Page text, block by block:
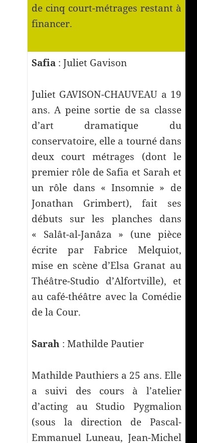
de cinq court-métrages restant à
financer.
Safia: Juliet Gavison
Juliet GAVISON-CHAUVEAU a 19
ans. A peine sortie de sa classe
d’art dramatique du
conservatoire, elle a tourné dans
deux court métrages (dont le
premier rôle de Safia et Sarah et
un rôle dans « Insomnie » de
Jonathan Grimbert), fait ses
débuts sur les planches dans
« Salât-al-Janâza » (une pièce
écrite par Fabrice Melquiot,
mise en scène d’Elsa Granat au
Théâtre-Studio d’Alfortville), et
au café-théâtre avec la Comédie
de la Cour.
Sarah: Mathilde Pautier
Mathilde Pauthiers a 25 ans. Elle
a suivi des cours à l’atelier
d’acting au Studio Pygmalion
(sous la direction de Pascal-
Emmanuel Luneau, Jean-Michel